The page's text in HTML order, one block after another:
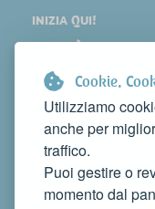
Cookie.
Utilizziamo
anche per
traffico.
Puoi gestire o
momento dal
INIZIA QUI!
LOCALITÀ
COSA VEDERE
DORMIRE
MANGIARE
CONTATTI
FAI CONOSCERE LA
CONTATTACI PER